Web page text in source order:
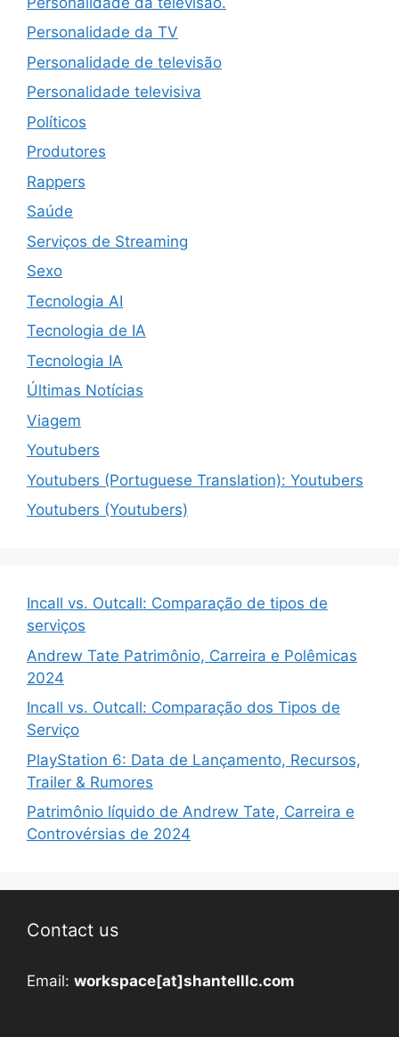
Personalidade da TV
Personalidade de televisão
Personalidade televisiva
Políticos
Produtores
Rappers
Saúde
Serviços de Streaming
Sexo
Tecnologia AI
Tecnologia de IA
Tecnologia IA
Últimas Notícias
Viagem
Youtubers
Youtubers (Portuguese Translation): Youtubers
Youtubers (Youtubers)
Incall vs. Outcall: Comparação de tipos de
serviços
Andrew Tate Patrimônio, Carreira e Polêmicas
2024
Incall vs. Outcall: Comparação dos Tipos de
Serviço
PlayStation 6: Data de Lançamento, Recursos,
Trailer & Rumores
Patrimônio líquido de Andrew Tate, Carreira e
Controvérsias de 2024
Contact us
Email: workspace[at]shantelllc.com